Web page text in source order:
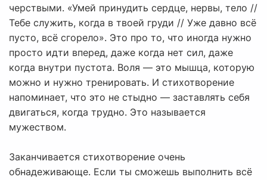
черствыми. «Умей принудить сердце, нервы, тело //
Тебе служить, когда в твоей груди // Уже давно всё
пусто, всё сгорело». Это про то, что иногда нужно
просто идти вперед, даже когда нет сил, даже
когда внутри пустота. Воля — это мышца, которую
можно и нужно тренировать. И стихотворение
напоминает, что это не стыдно — заставлять себя
двигаться, когда трудно. Это называется
мужеством.
Заканчивается стихотворение очень
обнадеживающе. Если ты сможешь выполнить всё